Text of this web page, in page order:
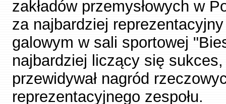
zakładów przemysłowych w
za najbardziej reprezentacyjny
galowym w sali sportowej
najbardziej liczący się
przewidywał nagród
reprezentacyjnego zespołu.